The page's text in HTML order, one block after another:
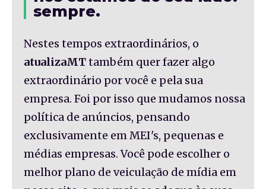
sempre.
Nestes tempos extraordinários, o
atualizaMTtambém quer fazer algo
extraordinário por você e pela sua
empresa. Foi por isso que mudamos nossa
política de anúncios, pensando
exclusivamente em MEI's, pequenas e
médias empresas. Você pode escolher o
melhor plano de veiculação de mídia em